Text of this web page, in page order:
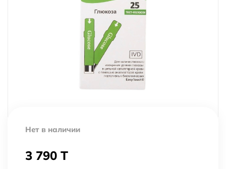
Нет в наличии
3 790 T